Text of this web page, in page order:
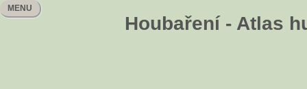
Houbaření - Atlas
MENU